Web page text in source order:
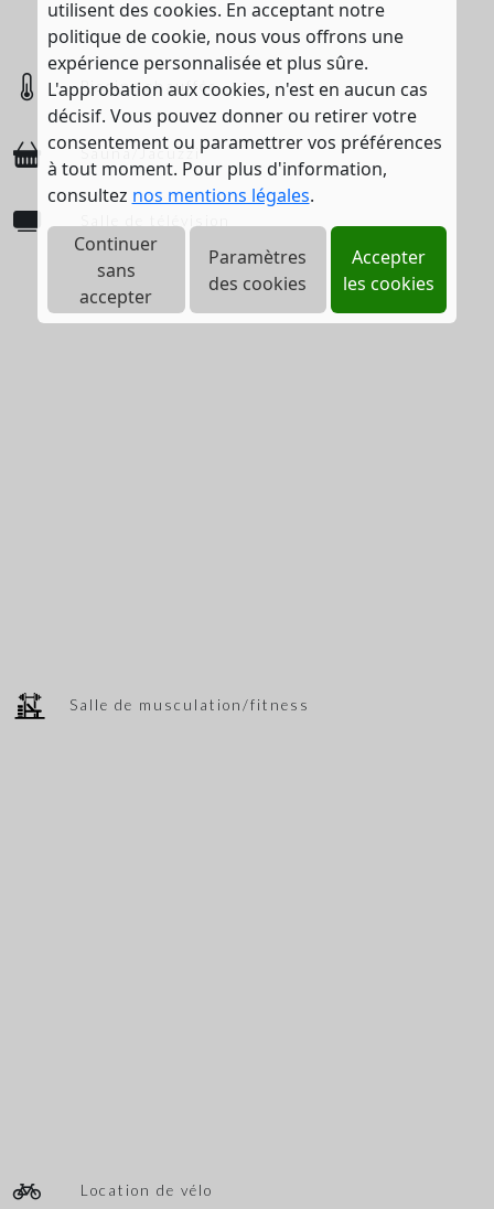
utilisent des cookies. En acceptant notre
politique de cookie, nous vous offrons une
expérience personnalisée et plus sûre.
L'approbation aux cookies, n'est en aucun cas
décisif. Vous pouvez donner ou retirer votre
consentement ou paramettrer vos préférences
à tout moment. Pour plus d'information,
consultez nos mentions légales.
Continuer
sans
accepter
Paramètres
des cookies
Accepter
les cookies
Piscine chauffée
Sauna/Jacuzzi
Salle de musculation/fitness
Location de vélo